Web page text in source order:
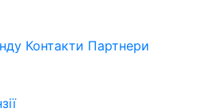
Контакти Партнери